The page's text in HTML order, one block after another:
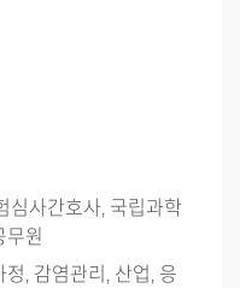
심사간호사, 국립과학
무원
, 감염관리, 산업, 응